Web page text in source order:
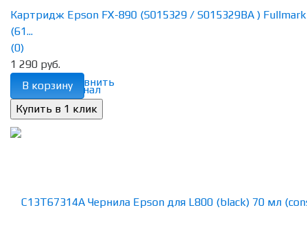
избранное сравнить
Картридж Epson FX-890 (S015329 / S015329BA ) Fullmark
(61...
(0)
1 290 руб.
В корзину